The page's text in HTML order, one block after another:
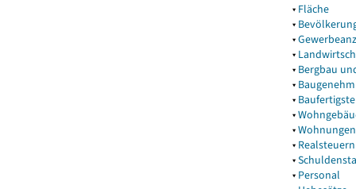
▾ Fläche
▾
▾
▾
▾ Bergbau
▾
▾
▾
▾Wohnungen
▾ Realsteuern
▾
▾ Personal